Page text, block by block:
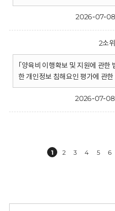
2026-07-08
2소
｢양육비 이행확보 및 지원에 관한
한 개인정보 침해요인 평가에 관한
2026-07-08
1 2 3 4 5 6